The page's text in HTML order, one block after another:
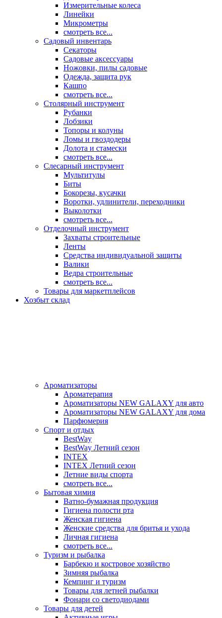
Измерительные колеса
Линейки
Микрометры
смотреть все...
Садовый инвентарь
Секаторы
Садовые аксессуары
Ножовки, пилы садовые
Одежда, защита рук
Кашпо
смотреть все...
Столярный инструмент
Рубанки
Лобзики
Топоры и колуны
Ломы и гвоздодеры
Долота и стамески
смотреть все...
Слесарный инструмент
Мультитулы
Биты
Бокорезы, кусачки
Воротки, удлинители, переходники
Выколотки
смотреть все...
Отделочный инструмент
Захваты строительные
Ленты
Средства индивидуальной защиты
Валики
Ведра строительные
смотреть все...
Товары для маркетплейсов
Хозбыт склад
Ароматизаторы
Ароматерапия
Ароматизаторы NEW GALAXY для авто
Ароматизаторы NEW GALAXY для дома
Парфюмерия
Спорт и отдых
BestWay
BestWay Летний сезон
INTEX
INTEX Летний сезон
Летние виды спорта
смотреть все...
Бытовая химия
Ватно-бумажная продукция
Гигиена полости рта
Женская гигиена
Женские средства для бритья и ухода
Личная гигиена
смотреть все...
Туризм и рыбалка
Барбекю и костровое хозяйство
Зимняя рыбалка
Кемпинг и туризм
Товары для летней рыбалки
Фонари со светодиодами
Товары для детей